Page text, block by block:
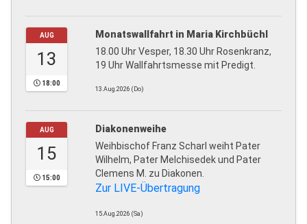
AUG
13
18:00
Monatswallfahrt in Maria Kirchbüchl
18.00 Uhr Vesper, 18.30 Uhr Rosenkranz,
19 Uhr Wallfahrtsmesse mit Predigt.
13.Aug.2026 (Do)
AUG
15
15:00
Diakonenweihe
Weihbischof Franz Scharl weiht Pater
Wilhelm, Pater Melchisedek und Pater
Clemens M. zu Diakonen.
Zur LIVE-Übertragung
15.Aug.2026 (Sa)